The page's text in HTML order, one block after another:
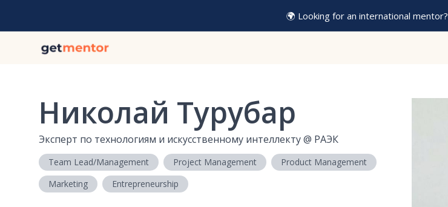
🌍 Looking for an international mentor?
Николай Турубар
Эксперт по технологиям и искусственному интеллекту@ РАЭК
Team Lead/Management Project Management
Product Management
Marketing
Entrepreneurship